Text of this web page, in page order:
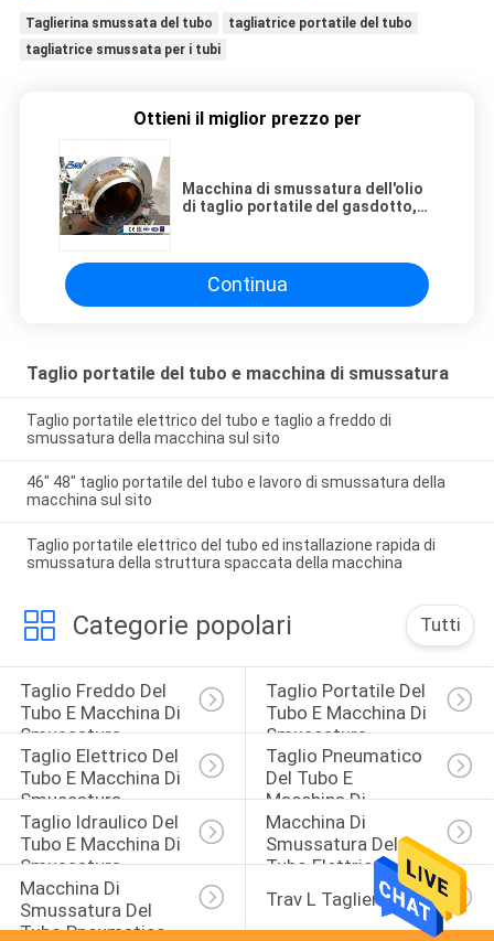
Taglierina smussata del tubo
tagliatrice portatile del tubo
tagliatrice smussata per i tubi
Ottieni il miglior prezzo per
Macchina di smussatura dell'olio
di taglio portatile del gasdotto,
Continua
Taglio portatile del tubo e macchina di smussatura
Taglio portatile elettrico del tubo e taglio a freddo di
smussatura della macchina sul sito
46" 48" taglio portatile del tubo e lavoro di smussatura della
macchina sul sito
Taglio portatile elettrico del tubo ed installazione rapida di
smussatura della struttura spaccata della macchina
Categorie popolari Tutti
Taglio Freddo Del
Tubo E Macchina Di
Smussatura
Taglio Portatile Del
Tubo E Macchina Di
Smussatura
Taglio Elettrico Del
Tubo E Macchina Di
Smussatura
Taglio Pneumatico
Del Tubo E
Macchina Di
Smussatura
Taglio Idraulico Del
Tubo E Macchina Di
Smussatura
Macchina Di
Smussatura Del
Tubo Elettrico
Macchina Di
Smussatura Del
Tubo Pneumatico
Trav L Taglierina